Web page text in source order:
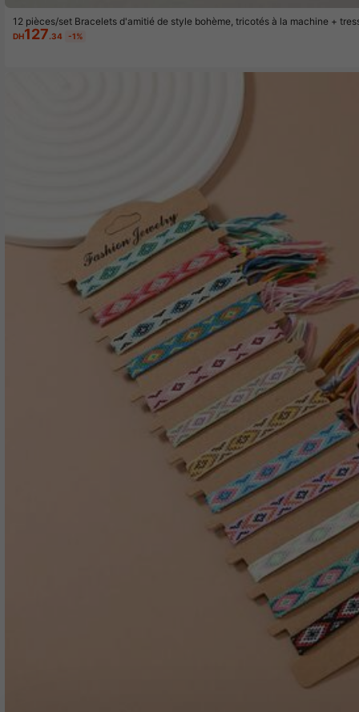
12 pièces/set Bracelets d'amitié de style bohème, tricotés à la machine +
tage, parfaits pour les vacances à la plage
DH127.34 -1%